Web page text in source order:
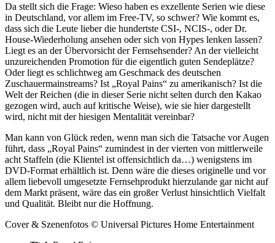
Da stellt sich die Frage: Wieso haben es exzellente Serien wie diese
in Deutschland, vor allem im Free-TV, so schwer? Wie kommt es,
dass sich die Leute lieber die hundertste CSI-, NCIS-, oder Dr.
House-Wiederholung ansehen oder sich von Hypes lenken lassen?
Liegt es an der Übervorsicht der Fernsehsender? An der vielleicht
unzureichenden Promotion für die eigentlich guten Sendeplätze?
Oder liegt es schlichtweg am Geschmack des deutschen
Zuschauermainstreams? Ist „Royal Pains“ zu amerikanisch? Ist die
Welt der Reichen (die in dieser Serie nicht selten durch den Kakao
gezogen wird, auch auf kritische Weise), wie sie hier dargestellt
wird, nicht mit der hiesigen Mentalität vereinbar?
Man kann von Glück reden, wenn man sich die Tatsache vor Augen
führt, dass „Royal Pains“ zumindest in der vierten von mittlerweile
acht Staffeln (die Klientel ist offensichtlich da…) wenigstens im
DVD-Format erhältlich ist. Denn wäre die dieses originelle und vor
allem liebevoll umgesetzte Fernsehprodukt hierzulande gar nicht auf
dem Markt präsent, wäre das ein großer Verlust hinsichtlich Vielfalt
und Qualität. Bleibt nur die Hoffnung.
Cover & Szenenfotos © Universal Pictures Home Entertainment